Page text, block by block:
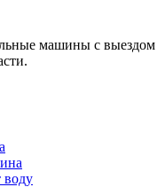
машины с выездом
воду